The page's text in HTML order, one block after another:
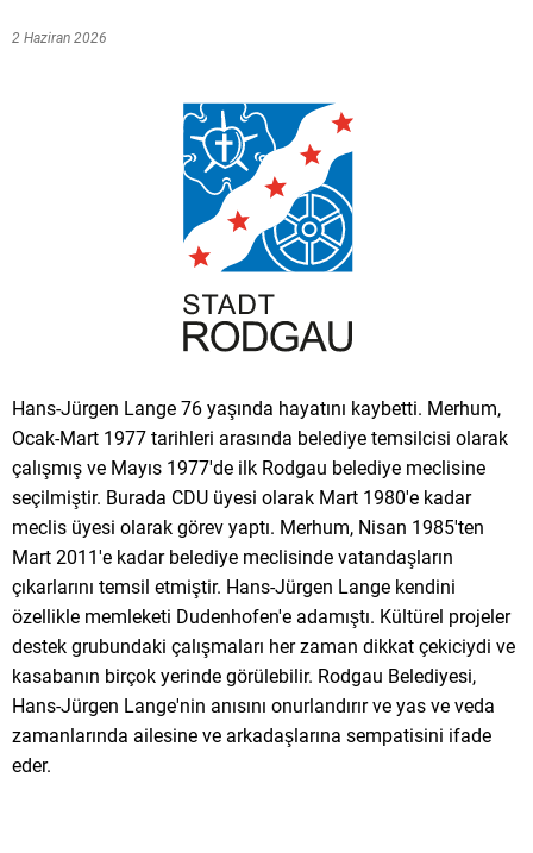
2 Haziran 2026
Hans-Jürgen Lange 76 yaşında hayatını kaybetti. Merhum,
Ocak-Mart 1977 tarihleri arasında belediye temsilcisi olarak
çalışmış ve Mayıs 1977'de ilk Rodgau belediye meclisine
seçilmiştir. Burada CDU üyesi olarak Mart 1980'e kadar
meclis üyesi olarak görev yaptı. Merhum, Nisan 1985'ten
Mart 2011'e kadar belediye meclisinde vatandaşların
çıkarlarını temsil etmiştir. Hans-Jürgen Lange kendini
özellikle memleketi Dudenhofen'e adamıştı. Kültürel projeler
destek grubundaki çalışmaları her zaman dikkat çekiciydi ve
kasabanın birçok yerinde görülebilir. Rodgau Belediyesi,
Hans-Jürgen Lange'nin anısını onurlandırır ve yas ve veda
zamanlarında ailesine ve arkadaşlarına sempatisini ifade
eder.